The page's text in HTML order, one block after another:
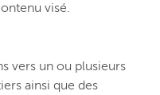
visé.
vers un ou plusieurs
ainsi que des